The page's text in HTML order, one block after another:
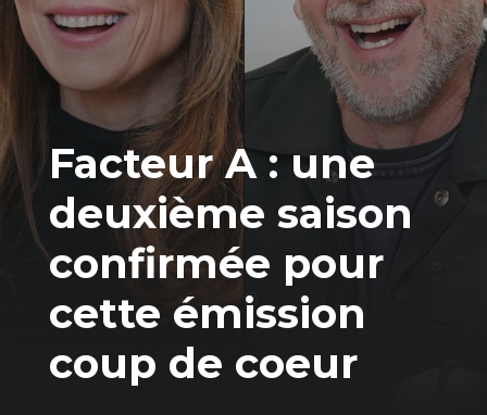
Facteur A : une
deuxième saison
confirmée pour
cette émission
coup de coeur